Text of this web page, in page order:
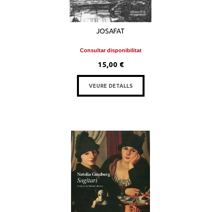
JOSAFAT
Consultar disponibilitat
15,00 €
VEURE DETALLS